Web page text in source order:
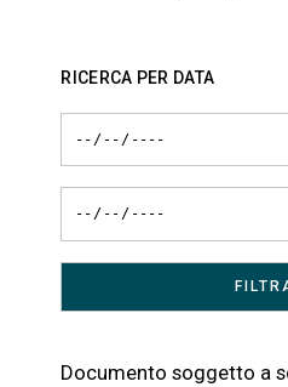
RICERCA PER DATA
Documento soggetto a